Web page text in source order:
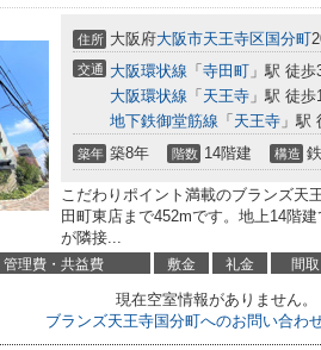
住所 大阪府大阪市天王寺区国分町
交通 大阪環状線 「 寺田町 」駅 徒歩
大阪環状線 「 天王寺 」駅 徒歩
地下鉄御堂筋線 「 天王寺 」駅
築年 築8年 階数 14階建 構造
こだわりポイント満載のブランズ天
田町東店まで452mです。地上14階
が隣接...
管理費・共益費 敷金 礼金 間取
現在空室情報がありません。
ブランズ天王寺国分町へのお問い合わ